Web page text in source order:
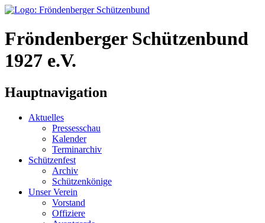
Fröndenberger Schützenbund
1927 e.V.
Hauptnavigation
Aktuelles
Pressesschau
Kalender
Terminarchiv
Schützenfest
Archiv
Schützenkönige
Unser Verein
Vorstand
Offiziere